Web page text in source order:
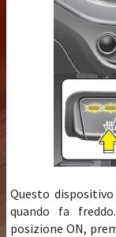
Questo
quando fa
posizione ON,